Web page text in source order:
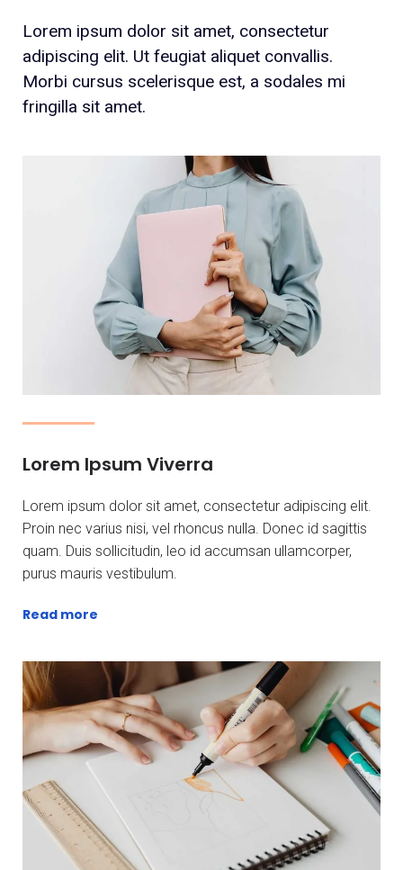
Lorem ipsum dolor sit amet, consectetur
adipiscing elit. Ut feugiat aliquet convallis.
Morbi cursus scelerisque est, a sodales mi
fringilla sit amet.
Lorem Ipsum Viverra
Lorem ipsum dolor sit amet, consectetur adipiscing elit.
Proin nec varius nisi, vel rhoncus nulla. Donec id sagittis
quam. Duis sollicitudin, leo id accumsan ullamcorper,
purus mauris vestibulum.
Read more